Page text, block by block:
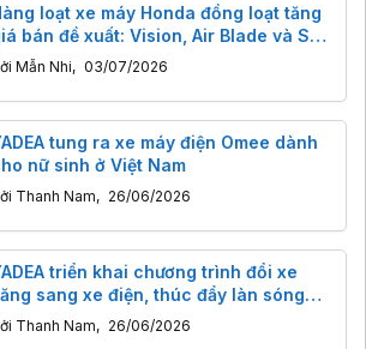
loạt xe máy Honda đồng loạt tăng
bán đề xuất: Vision, Air Blade và SH
bị ảnh hưởng
Mẫn Nhi, 03/07/2026
tung ra xe máy điện Omee dành
nữ sinh ở Việt Nam
Thanh Nam, 26/06/2026
triển khai chương trình đổi xe
sang xe điện, thúc đẩy làn sóng
đổi xe xanh tại Việt Nam
Thanh Nam, 26/06/2026